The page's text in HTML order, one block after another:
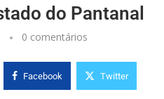
do Pantanal
0 comentários
Facebook Twitter